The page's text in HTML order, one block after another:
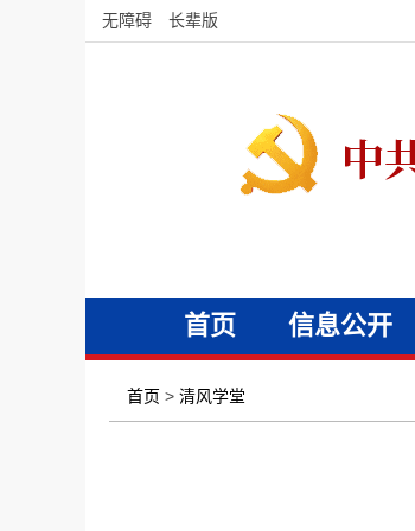
无障碍 长辈版
首页 信息公开
首页 > 清风学堂